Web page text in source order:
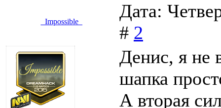
_Impossible_
Дата:
# 2
Денис, я не
шапка
А вторая